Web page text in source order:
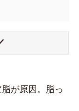
が原因。脂っ